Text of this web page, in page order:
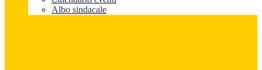
Albo sindacale